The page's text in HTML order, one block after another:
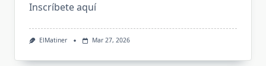
Inscríbete aquí
ElMatiner Mar 27, 2026